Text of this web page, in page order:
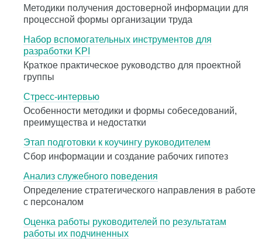
Методики получения достоверной информации для
процессной формы организации труда
Набор вспомогательных инструментов для
разработки KPI
Краткое практическое руководство для проектной
группы
Стресс-интервью
Особенности методики и формы собеседований,
преимущества и недостатки
Этап подготовки к коучингу руководителем
Сбор информации и создание рабочих гипотез
Анализ служебного поведения
Определение стратегического направления в работе
с персоналом
Оценка работы руководителей по результатам
работы их подчиненных